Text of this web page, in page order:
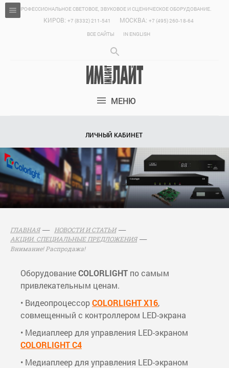
ПРОФЕССИОНАЛЬНОЕ СВЕТОВОЕ, ЗВУКОВОЕ И СЦЕНИЧЕСКОЕ ОБОРУДОВАНИЕ.
КИРОВ: +7 (8332) 211-541 МОСКВА: +7 (495) 260-18-64
ВСЕ САЙТЫ
IN ENGLISH
МЕНЮ
ЛИЧНЫЙ КАБИНЕТ
ГЛАВНАЯ
НОВОСТИ И СТАТЬИ
АКЦИИ. СПЕЦИАЛЬНЫЕ ПРЕДЛОЖЕНИЯ
Внимание! Распродажа!
ОборудованиеCOLORLIGHT по самым
привлекательным ценам.
• ВидеопроцессорCOLORLIGHT X16,
совмещенный с контроллером LED-экрана
• Медиаплеер для управления LED-экраном
COLORLIGHT С4
• Медиаплеер для управления LED-экраном